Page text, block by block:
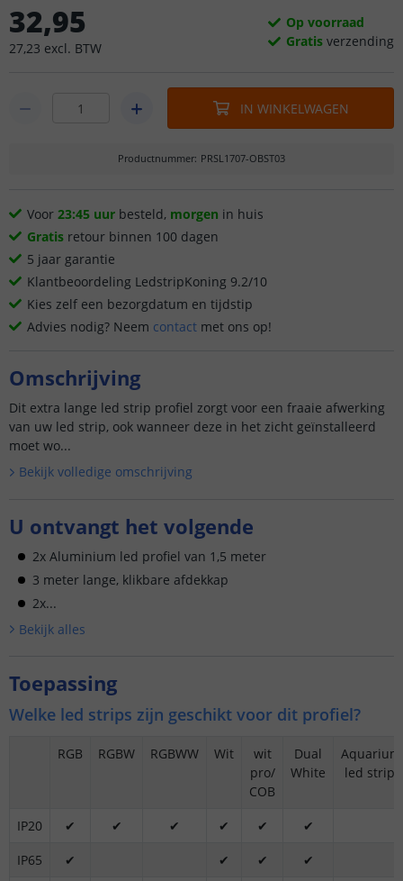
32,95
27,23 excl. BTW
Op voorraad
Gratis verzending
IN WINKELWAGEN
Productnummer: PRSL1707-OBST03
Voor 23:45 uur besteld, morgen in huis
Gratis retour binnen 100 dagen
5 jaar garantie
Klantbeoordeling LedstripKoning 9.2/10
Kies zelf een bezorgdatum en tijdstip
Advies nodig? Neem contact met ons op!
Omschrijving
Dit extra lange led strip profiel zorgt voor een fraaie afwerking
van uw led strip, ook wanneer deze in het zicht geïnstalleerd
moet wo...
Bekijk volledige omschrijving
U ontvangt het volgende
2x Aluminium led profiel van 1,5 meter
3 meter lange, klikbare afdekkap
2x...
Bekijk alles
Toepassing
Welke led strips zijn geschikt voor dit profiel?
RGB RGBW RGBWW Wit
wit
pro/
COB
Dual
White
led strips
IP20 ✔ ✔ ✔ ✔ ✔
✔
IP65
✔ ✔ ✔
✔